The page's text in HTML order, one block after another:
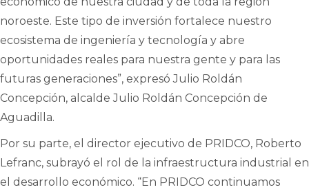
noroeste. Este tipo de inversión fortalece nuestro
ecosistema de ingeniería y tecnología y abre
oportunidades reales para nuestra gente y para las
futuras generaciones”, expresó Julio Roldán
Concepción, alcalde Julio Roldán Concepción de
Aguadilla.
Por su parte, el director ejecutivo de PRIDCO, Roberto
Lefranc, subrayó el rol de la infraestructura industrial en
el desarrollo económico. “En PRIDCO continuamos